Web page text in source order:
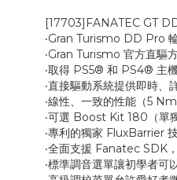
[17703]FANATEC GT
‧Gran Turismo DD Pro 輪
‧Gran Turismo 官方直驅
‧取得 PS5® 和 PS4® 主
‧直接驅動系統提供即時、
‧線性、一致的性能（5 Nm
‧可選 Boost Kit 180（單
‧專利的獨家 FluxBarrier
‧全面支援 Fanatec SDK
‧標準調音選單讓初學者可